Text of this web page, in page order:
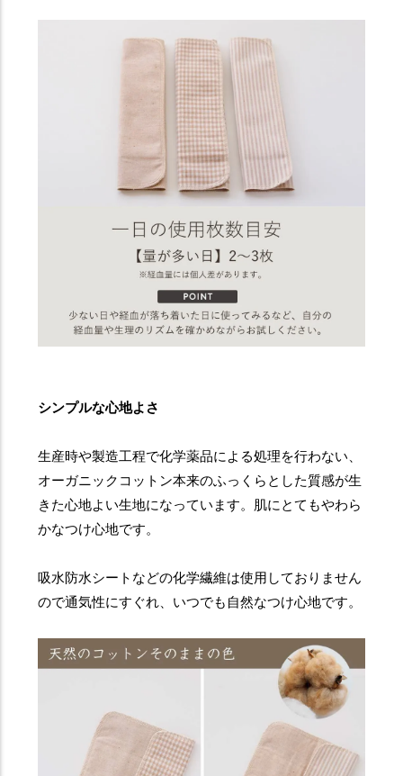
シンプルな心地よさ
生産時や製造工程で化学薬品による処理を行わない、
オーガニックコットン本来のふっくらとした質感が生
きた心地よい生地になっています。肌にとてもやわら
かなつけ心地です。
吸水防水シートなどの化学繊維は使用しておりません
ので通気性にすぐれ、いつでも自然なつけ心地です。